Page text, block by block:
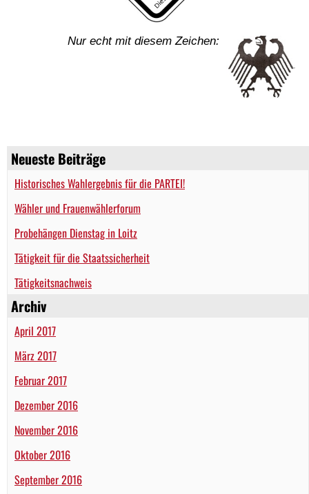
Neueste Beiträge
Historisches Wahlergebnis für die PARTEI!
Wähler und Frauenwählerforum
Probehängen Dienstag in Loitz
Tätigkeit für die Staatssicherheit
Tätigkeitsnachweis
Archiv
April 2017
März 2017
Februar 2017
Dezember 2016
November 2016
Oktober 2016
September 2016
Nur echt mit diesem Zeichen: